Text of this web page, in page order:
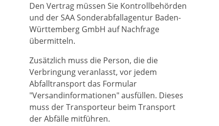
Den Vertrag müssen Sie Kontrollbehörden
und der SAA Sonderabfallagentur Baden-
Württemberg GmbH auf Nachfrage
übermitteln.
Zusätzlich muss die Person, die die
Verbringung veranlasst, vor jedem
Abfalltransport das Formular
"Versandinformationen" ausfüllen. Dieses
muss der Transporteur beim Transport
der Abfälle mitführen.